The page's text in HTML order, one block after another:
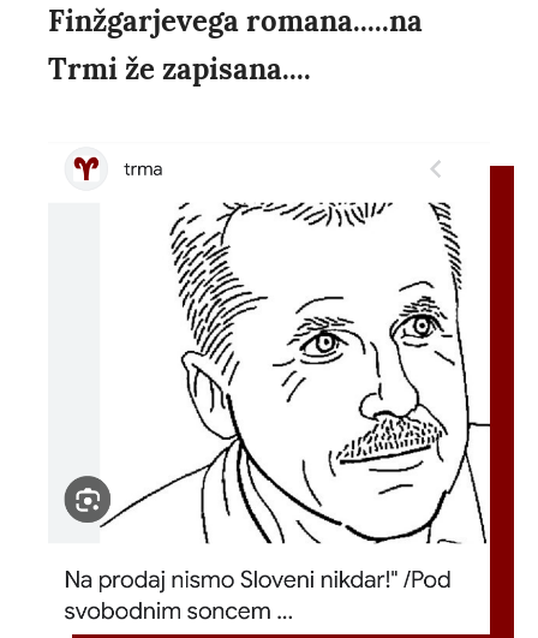
Finžgarjevega romana.....na
Trmi že zapisana....